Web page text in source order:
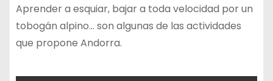
Aprender a esquiar, bajar a toda velocidad por un
tobogán alpino... son algunas de las actividades
que propone Andorra.